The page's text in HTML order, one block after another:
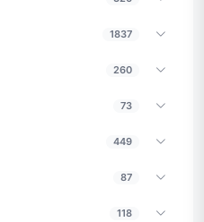
1837
260
73
449
87
118